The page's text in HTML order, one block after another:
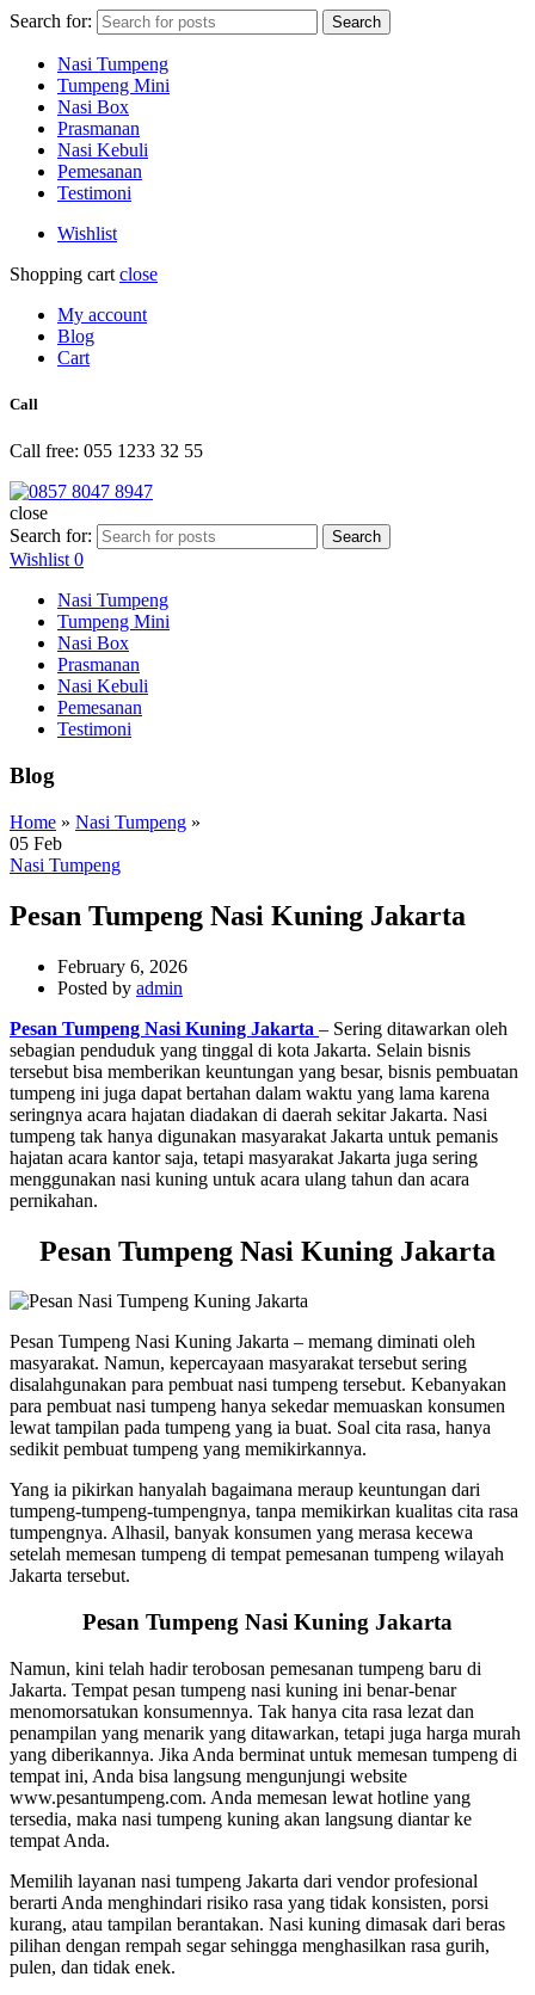
Search for: Search
Nasi Tumpeng
Tumpeng Mini
Nasi Box
Prasmanan
Nasi Kebuli
Pemesanan
Testimoni
Wishlist
Shopping cart close
My account
Blog
Cart
Call
Call free: 055 1233 32 55
close
Search for:
Search
Wishlist 0
Nasi Tumpeng
Tumpeng Mini
Nasi Box
Prasmanan
Nasi Kebuli
Pemesanan
Testimoni
Blog
Home » Nasi Tumpeng »
05 Feb
Nasi Tumpeng
Pesan Tumpeng Nasi Kuning Jakarta
February 6, 2026
Posted by admin
Pesan Tumpeng Nasi Kuning Jakarta – Sering ditawarkan oleh
sebagian penduduk yang tinggal di kota Jakarta. Selain bisnis
tersebut bisa memberikan keuntungan yang besar, bisnis pembuatan
tumpeng ini juga dapat bertahan dalam waktu yang lama karena
seringnya acara hajatan diadakan di daerah sekitar Jakarta. Nasi
tumpeng tak hanya digunakan masyarakat Jakarta untuk pemanis
hajatan acara kantor saja, tetapi masyarakat Jakarta juga sering
menggunakan nasi kuning untuk acara ulang tahun dan acara
pernikahan.
Pesan Tumpeng Nasi Kuning Jakarta
Pesan Tumpeng Nasi Kuning Jakarta – memang diminati oleh
masyarakat. Namun, kepercayaan masyarakat tersebut sering
disalahgunakan para pembuat nasi tumpeng tersebut. Kebanyakan
para pembuat nasi tumpeng hanya sekedar memuaskan konsumen
lewat tampilan pada tumpeng yang ia buat. Soal cita rasa, hanya
sedikit pembuat tumpeng yang memikirkannya.
Yang ia pikirkan hanyalah bagaimana meraup keuntungan dari
tumpeng-tumpeng-tumpengnya, tanpa memikirkan kualitas cita rasa
tumpengnya. Alhasil, banyak konsumen yang merasa kecewa
setelah memesan tumpeng di tempat pemesanan tumpeng wilayah
Jakarta tersebut.
Pesan Tumpeng Nasi Kuning Jakarta
Namun, kini telah hadir terobosan pemesanan tumpeng baru di
Jakarta. Tempat pesan tumpeng nasi kuning ini benar-benar
menomorsatukan konsumennya. Tak hanya cita rasa lezat dan
penampilan yang menarik yang ditawarkan, tetapi juga harga murah
yang diberikannya. Jika Anda berminat untuk memesan tumpeng di
tempat ini, Anda bisa langsung mengunjungi website
www.pesantumpeng.com. Anda memesan lewat hotline yang
tersedia, maka nasi tumpeng kuning akan langsung diantar ke
tempat Anda.
Memilih layanan nasi tumpeng Jakarta dari vendor profesional
berarti Anda menghindari risiko rasa yang tidak konsisten, porsi
kurang, atau tampilan berantakan. Nasi kuning dimasak dari beras
pilihan dengan rempah segar sehingga menghasilkan rasa gurih,
pulen, dan tidak enek.